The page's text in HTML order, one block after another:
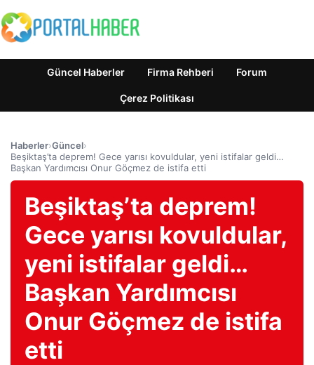
Güncel Haberler Firma Rehberi Forum
Çerez Politikası
Haberler›Güncel›
Beşiktaş’ta deprem! Gece yarısı kovuldular, yeni istifalar geldi…
Başkan Yardımcısı Onur Göçmez de istifa etti
Beşiktaş’ta deprem!
Gece yarısı kovuldular,
yeni istifalar geldi…
Başkan Yardımcısı
Onur Göçmez de istifa
etti